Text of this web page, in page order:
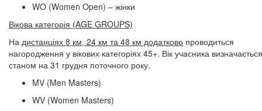
WO (Women Open) – жінки
Вікова категорія (AGE GROUPS)
На дистанціях 8 км, 24 км та 48 км додатково проводиться
нагородження у вікових категоріях 45+. Вік учасника визначається
станом на 31 грудня поточного року.
MV (Men Masters)
WV (Women Masters)